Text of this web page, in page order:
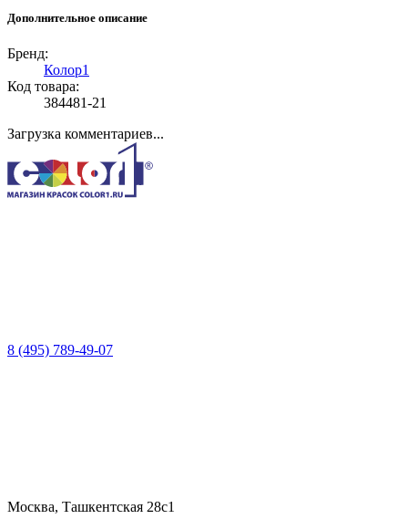
Дополнительное описание
Бренд:
Колор1
Код товара:
384481-21
Загрузка комментариев...
8 (495) 789-49-07
Москва, Ташкентская 28с1